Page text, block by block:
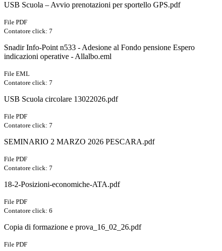
USB Scuola – Avvio prenotazioni per sportello GPS.pdf
File PDF
Contatore click: 7
Snadir Info-Point n533 - Adesione al Fondo pensione Espero
indicazioni operative - Allalbo.eml
File EML
Contatore click: 7
USB Scuola circolare 13022026.pdf
File PDF
Contatore click: 7
SEMINARIO 2 MARZO 2026 PESCARA.pdf
File PDF
Contatore click: 7
18-2-Posizioni-economiche-ATA.pdf
File PDF
Contatore click: 6
Copia di formazione e prova_16_02_26.pdf
File PDF